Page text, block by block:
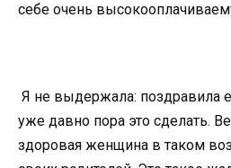
себе очень
Я не выдержала: поздравила
уже давно пора это сделать.
здоровая женщина в таком